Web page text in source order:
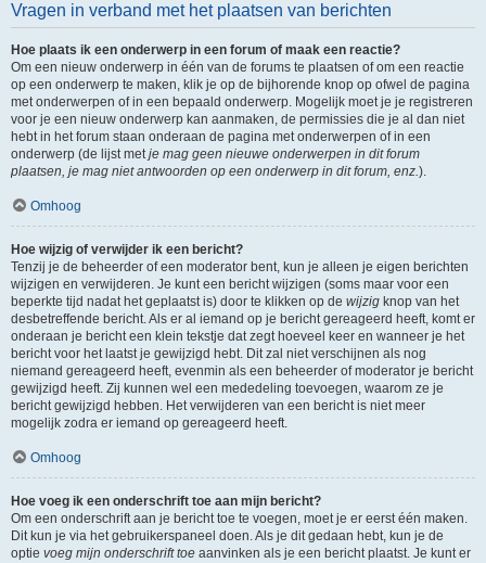
Vragen in verband met het plaatsen van berichten
Hoe plaats ik een onderwerp in een forum of maak een reactie?
Om een nieuw onderwerp in één van de forums te plaatsen of om een reactie
op een onderwerp te maken, klik je op de bijhorende knop op ofwel de pagina
met onderwerpen of in een bepaald onderwerp. Mogelijk moet je je registreren
voor je een nieuw onderwerp kan aanmaken, de permissies die je al dan niet
hebt in het forum staan onderaan de pagina met onderwerpen of in een
onderwerp (de lijst metje mag geen nieuwe onderwerpen in dit forum
plaatsen, je mag niet antwoorden op een onderwerp in dit forum, enz.).
Omhoog
Hoe wijzig of verwijder ik een bericht?
Tenzij je de beheerder of een moderator bent, kun je alleen je eigen berichten
wijzigen en verwijderen. Je kunt een bericht wijzigen (soms maar voor een
beperkte tijd nadat het geplaatst is) door te klikken op de wijzig knop van het
desbetreffende bericht. Als er al iemand op je bericht gereageerd heeft, komt er
onderaan je bericht een klein tekstje dat zegt hoeveel keer en wanneer je het
bericht voor het laatst je gewijzigd hebt. Dit zal niet verschijnen als nog
niemand gereageerd heeft, evenmin als een beheerder of moderator je bericht
gewijzigd heeft. Zij kunnen wel een mededeling toevoegen, waarom ze je
bericht gewijzigd hebben. Het verwijderen van een bericht is niet meer
mogelijk zodra er iemand op gereageerd heeft.
Omhoog
Hoe voeg ik een onderschrift toe aan mijn bericht?
Om een onderschrift aan je bericht toe te voegen, moet je er eerst één maken.
Dit kun je via het gebruikerspaneel doen. Als je dit gedaan hebt, kun je de
optie voeg mijn onderschrift toe aanvinken als je een bericht plaatst. Je kunt er